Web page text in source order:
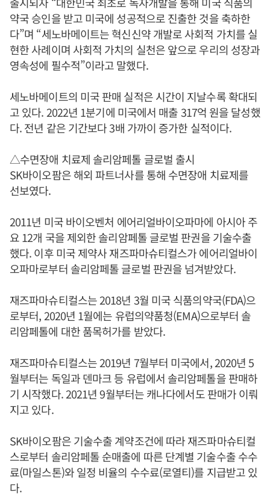
약국 승인을 받고 미국에 성공적으로 진출한 것을 축하한
다”며 “세노바메이트는 혁신신약 개발로 사회적 가치를 실
현한 사례이며 사회적 가치의 실천은 앞으로 우리의 성장과
영속성에 필수적”이라고 말했다.
세노바메이트의 미국 판매 실적은 시간이 지날수록 확대되
고 있다. 2022년 1분기에 미국에서 매출 317억 원을 달성했
다. 전년 같은 기간보다 3배 가까이 증가한 실적이다.
△수면장애 치료제 솔리암페톨 글로벌 출시
SK바이오팜은 해외 파트너사를 통해 수면장애 치료제를
선보였다.
2011년 미국 바이오벤처 에어리얼바이오파마에 아시아 주
요 12개 국을 제외한 솔리암페톨 글로벌 판권을 기술수출
했다. 이후 미국 제약사 재즈파마슈티컬스가 에어리얼바이
오파마로부터 솔리암페톨 글로벌 판권을 넘겨받았다.
재즈파마슈티컬스는 2018년 3월 미국 식품의약국(FDA)으
로부터, 2020년 1월에는 유럽의약품청(EMA)으로부터 솔
리암페톨에 대한 품목허가를 받았다.
재즈파마슈티컬스는 2019년 7월부터 미국에서, 2020년 5
월부터는 독일과 덴마크 등 유럽에서 솔리암페톨을 판매하
기 시작했다. 2021년 9월부터는 캐나다에서도 판매가 이뤄
지고 있다.
SK바이오팜은 기술수출 계약조건에 따라 재즈파마슈티컬
스로부터 솔리암페톨 순매출에 따른 단계별 기술수출 수수
료(마일스톤)와 일정 비율의 수수료(로열티)를 지급받고 있
다.